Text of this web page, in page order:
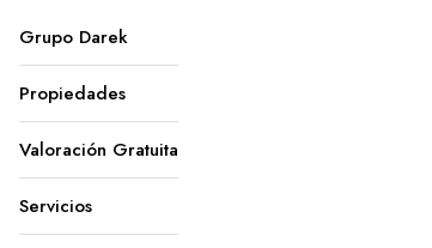
Grupo Darek
Propiedades
Valoración Gratuita
Servicios